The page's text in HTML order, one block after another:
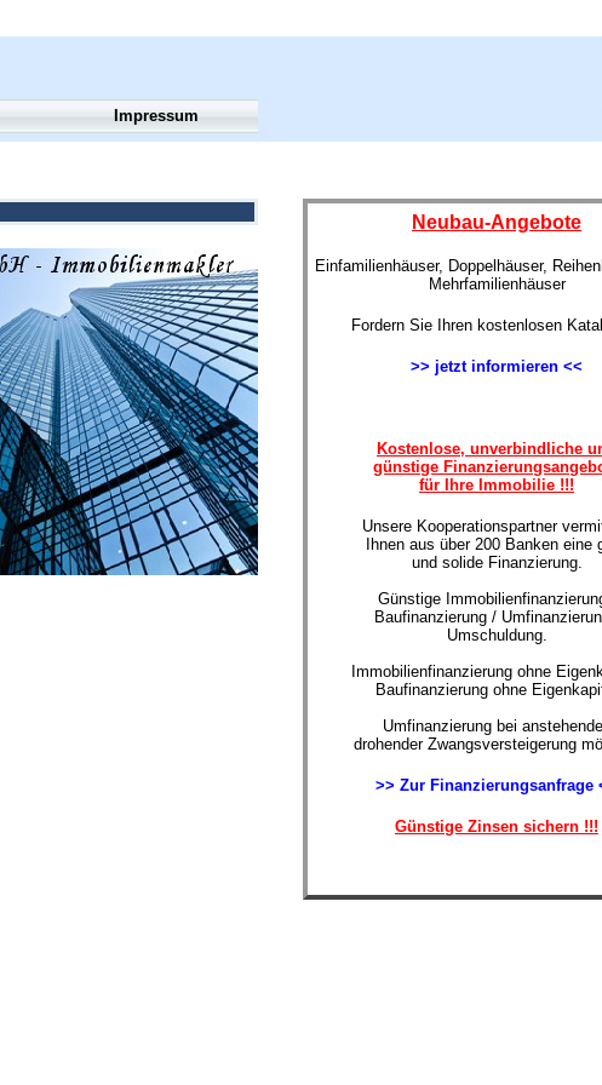
Impressum
Neubau-Angebote
Einfamilienhäuser, Doppelhäuser,
Mehrfamilienhäuser
Fordern Sie Ihren kostenlosen
>> jetzt informieren <<
Kostenlose, unverbindliche
günstige
für Ihre Immobilie !!!
Unsere Kooperationspartner
Ihnen aus über 200 Banken eine
und solide Finanzierung.
Günstige
Baufinanzierung /
Umschuldung.
Immobilienfinanzierung ohne
Baufinanzierung ohne
Umfinanzierung bei
drohender Zwangsversteigerung
>> Zur Finanzierungsanfrage
Günstige Zinsen sichern !!!